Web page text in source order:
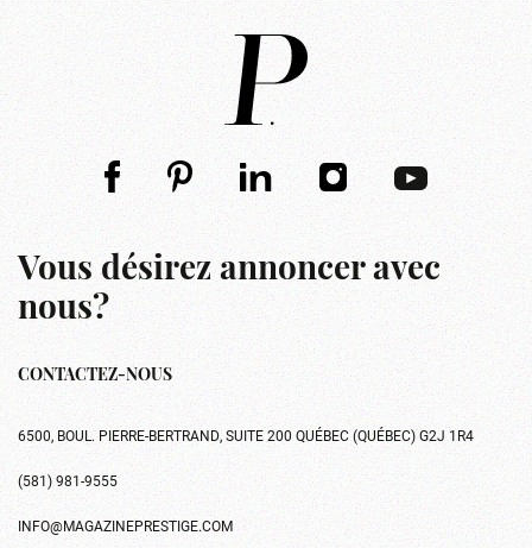
Vous désirez annoncer avec
nous?
CONTACTEZ-NOUS
6500, BOUL. PIERRE-BERTRAND, SUITE 200 QUÉBEC (QUÉBEC) G2J 1R4
(581) 981-9555
INFO@MAGAZINEPRESTIGE.COM